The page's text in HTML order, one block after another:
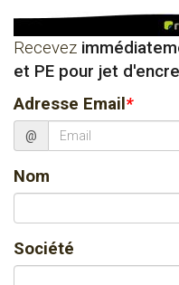
Recevez
et PE pour jet
Adresse Email *
@
Nom
Société